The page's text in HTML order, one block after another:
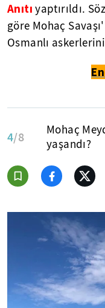
Anıtı yaptırıldı.
göre Mohaç
Osmanlı
4/8
Mohaç
yaşandı?